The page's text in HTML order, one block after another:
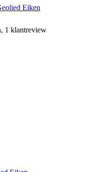
Eiken
1 klantreview